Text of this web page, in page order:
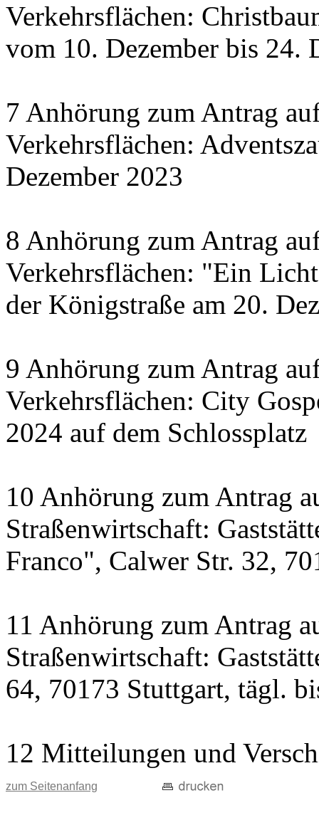
Verkehrsflächen:
vom 10. Dezember bis 24.
7 Anhörung zum Antrag
Verkehrsflächen:
Dezember 2023
8 Anhörung zum Antrag
Verkehrsflächen: "Ein
der Königstraße am 20.
9 Anhörung zum Antrag
Verkehrsflächen: City
2024 auf dem Schlossplatz
10 Anhörung zum Antrag
Straßenwirtschaft:
Franco", Calwer Str. 32,
11 Anhörung zum Antrag
Straßenwirtschaft:
64, 70173 Stuttgart, tägl.
12 Mitteilungen und
zum Seitenanfang